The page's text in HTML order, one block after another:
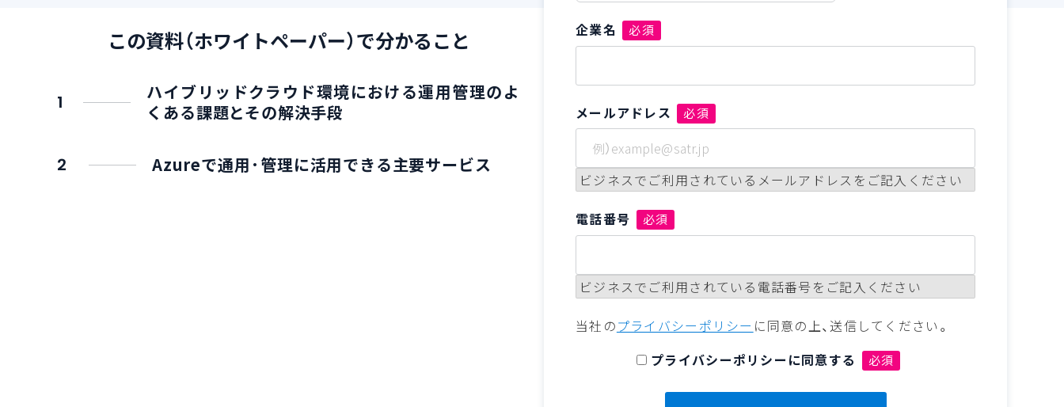
この資料（ホワイトペーパー）で分かること
1
ハイブリッドクラウド環境における運用管理のよ
くある課題とその解決手段
2 Azureで通用·管理に活用できる主要サービス
企業名 必須
メールアドレス 必須
ビジネスでご利用されているメールアドレスをご記入ください
電話番号 必須
ビジネスでご利用されている電話番号をご記入ください
当社のプライバシーポリシー に同意の上、送信してください。
プライバシーポリシーに同意する
必須